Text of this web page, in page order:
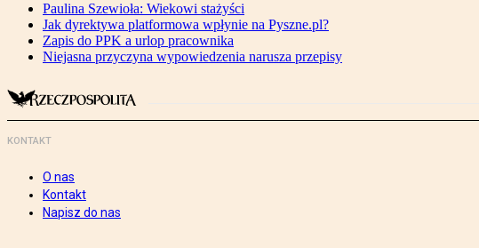
Paulina Szewioła: Wiekowi stażyści
Jak dyrektywa platformowa wpłynie na Pyszne.pl?
Zapis do PPK a urlop pracownika
Niejasna przyczyna wypowiedzenia narusza przepisy
KONTAKT
O nas
Kontakt
Napisz do nas